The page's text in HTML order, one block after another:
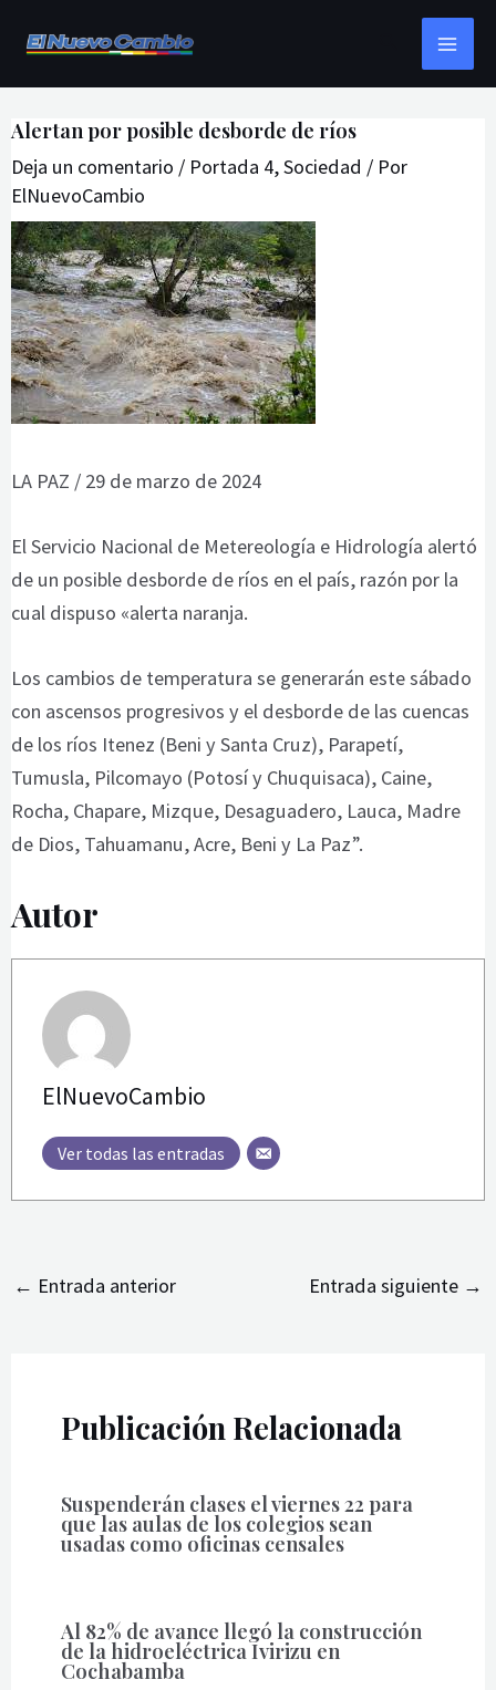
contenido
Alertan por posible desborde de ríos
Deja un comentario / Portada 4,Sociedad / Por
ElNuevoCambio
LA PAZ / 29 de marzo de 2024
El Servicio Nacional de Metereología e Hidrología alertó
de un posible desborde de ríos en el país, razón por la
cual dispuso «alerta naranja.
Los cambios de temperatura se generarán este sábado
con ascensos progresivos y el desborde de las cuencas
de los ríos Itenez (Beni y Santa Cruz), Parapetí,
Tumusla, Pilcomayo (Potosí y Chuquisaca), Caine,
Rocha, Chapare, Mizque, Desaguadero, Lauca, Madre
de Dios, Tahuamanu, Acre, Beni y La Paz”.
Autor
ElNuevoCambio
Ver todas las entradas
de
entradas
← Entrada anterior Entrada siguiente →
Publicación Relacionada
Suspenderán clases el viernes 22 para
que las aulas de los colegios sean
usadas como oficinas censales
Al 82% de avance llegó la construcción
de la hidroeléctrica Ivirizu en
Cochabamba